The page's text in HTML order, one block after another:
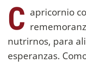
C apricornio
nutrirnos, para
esperanzas.